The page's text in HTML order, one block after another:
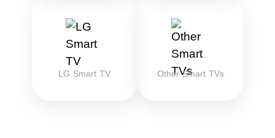
LG Smart TV Other Smart TVs